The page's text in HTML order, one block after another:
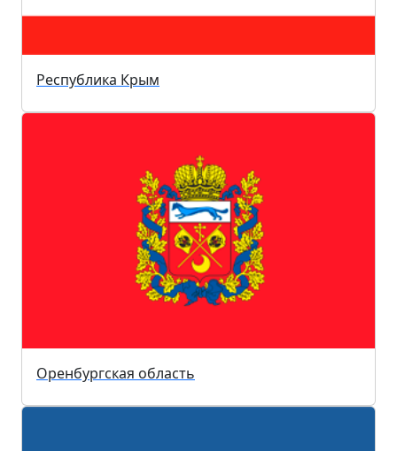
Республика Крым
Оренбургская область